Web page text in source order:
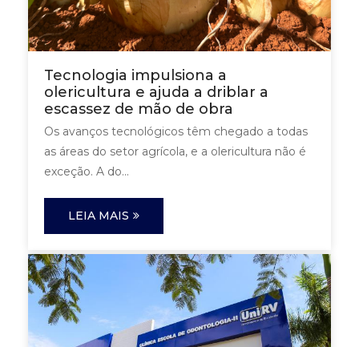
Tecnologia impulsiona a
olericultura e ajuda a driblar a
escassez de mão de obra
Os avanços tecnológicos têm chegado a todas
as áreas do setor agrícola, e a olericultura não é
exceção. A do...
LEIA MAIS